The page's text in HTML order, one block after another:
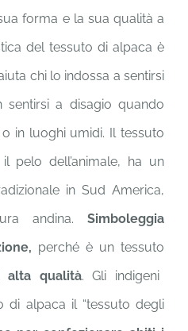
forma e la sua qualità a
del tessuto di alpaca è
chi lo indossa a sentirsi
a disagio quando
in luoghi umidi. Il tessuto
pelo dell’animale, ha un
in Sud America,
andina.Simboleggia
perché è un tessuto
alta qualità. Gli indigeni
di alpaca il “tessuto degli